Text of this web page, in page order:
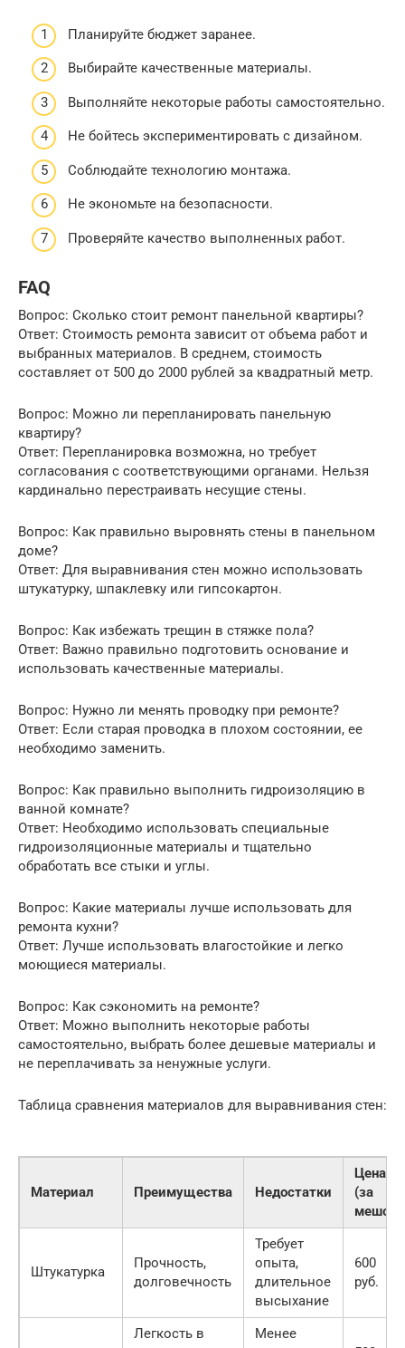
Планируйте бюджет заранее.
Выбирайте качественные материалы.
Выполняйте некоторые работы самостоятельно.
Не бойтесь экспериментировать с дизайном.
Соблюдайте технологию монтажа.
Не экономьте на безопасности.
Проверяйте качество выполненных работ.
FAQ
Вопрос: Сколько стоит ремонт панельной квартиры?
Ответ: Стоимость ремонта зависит от объема работ и
выбранных материалов. В среднем, стоимость
составляет от 500 до 2000 рублей за квадратный метр.
Вопрос: Можно ли перепланировать панельную
квартиру?
Ответ: Перепланировка возможна, но требует
согласования с соответствующими органами. Нельзя
кардинально перестраивать несущие стены.
Вопрос: Как правильно выровнять стены в панельном
доме?
Ответ: Для выравнивания стен можно использовать
штукатурку, шпаклевку или гипсокартон.
Вопрос: Как избежать трещин в стяжке пола?
Ответ: Важно правильно подготовить основание и
использовать качественные материалы.
Вопрос: Нужно ли менять проводку при ремонте?
Ответ: Если старая проводка в плохом состоянии, ее
необходимо заменить.
Вопрос: Как правильно выполнить гидроизоляцию в
ванной комнате?
Ответ: Необходимо использовать специальные
гидроизоляционные материалы и тщательно
обработать все стыки и углы.
Вопрос: Какие материалы лучше использовать для
ремонта кухни?
Ответ: Лучше использовать влагостойкие и легко
моющиеся материалы.
Вопрос: Как сэкономить на ремонте?
Ответ: Можно выполнить некоторые работы
самостоятельно, выбрать более дешевые материалы и
не переплачивать за ненужные услуги.
Таблица сравнения материалов для выравнивания стен:
Материал Преимущества Недостатки
Цена
(за
мешок)
Штукатурка
Прочность,
долговечность
Требует
опыта,
длительное
высыхание
600
руб.
Легкость в
Менее